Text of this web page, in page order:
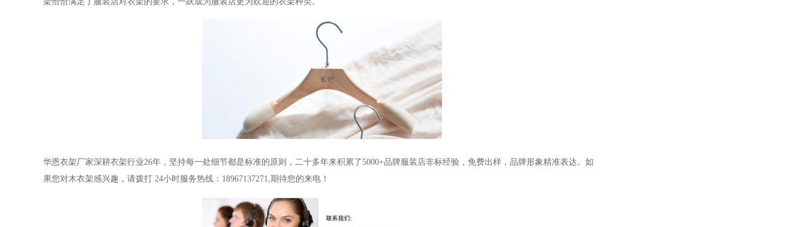
华恩衣架厂家深耕衣架行业26年，坚持每一处细节都是标准的原则，二十多年来积累了5000+品牌服装店非标经验， 免费出样，品牌形象精准表达。如
果您对木衣架感兴趣，请拨打 24小时服务热线：18967137271,期待您的来电！